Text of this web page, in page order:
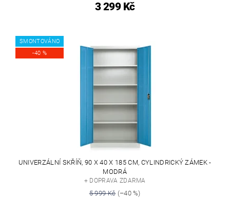
3 299 Kč
SMONTOVÁNO
-40 %
UNIVERZÁLNÍ SKŘÍŇ, 90 X 40 X 185 CM, CYLINDRICKÝ ZÁMEK -
MODRÁ
+ DOPRAVA ZDARMA
5 999 Kč(–40 %)